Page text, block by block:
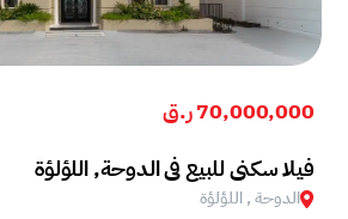
70,000,000 ر.ق
فيلا سكني للبيع في الدوحة, اللؤلؤة
الدوحة , اللؤلؤة